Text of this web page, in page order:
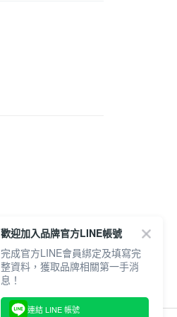
歡迎加入品牌官方LINE帳號
完成官方LINE會員綁定及填寫完
整資料，獲取品牌相關第一手消
息！
連結 LINE 帳號